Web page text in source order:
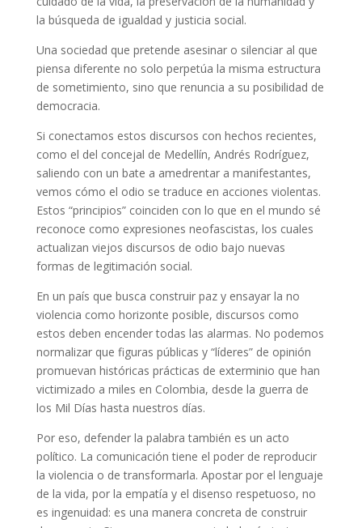
la búsqueda de igualdad y justicia social.
Una sociedad que pretende asesinar o silenciar al que
piensa diferente no solo perpetúa la misma estructura
de sometimiento, sino que renuncia a su posibilidad de
democracia.
Si conectamos estos discursos con hechos recientes,
como el del concejal de Medellín, Andrés Rodríguez,
saliendo con un bate a amedrentar a manifestantes,
vemos cómo el odio se traduce en acciones violentas.
Estos “principios” coinciden con lo que en el mundo sé
reconoce como expresiones neofascistas, los cuales
actualizan viejos discursos de odio bajo nuevas
formas de legitimación social.
En un país que busca construir paz y ensayar la no
violencia como horizonte posible, discursos como
estos deben encender todas las alarmas. No podemos
normalizar que figuras públicas y “líderes” de opinión
promuevan históricas prácticas de exterminio que han
victimizado a miles en Colombia, desde la guerra de
los Mil Días hasta nuestros días.
Por eso, defender la palabra también es un acto
político. La comunicación tiene el poder de reproducir
la violencia o de transformarla. Apostar por el lenguaje
de la vida, por la empatía y el disenso respetuoso, no
es ingenuidad: es una manera concreta de construir